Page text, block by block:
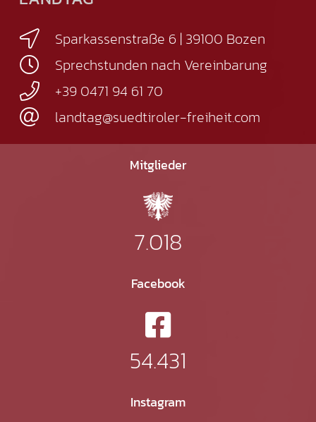
Sparkassenstraße 6 | 39100 Bozen
Sprechstunden nach Vereinbarung
+39 0471 94 61 70
landtag@suedtiroler-freiheit.com
Mitglieder
7.018
Facebook
54.431
Instagram